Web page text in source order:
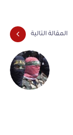
المقالة التالية